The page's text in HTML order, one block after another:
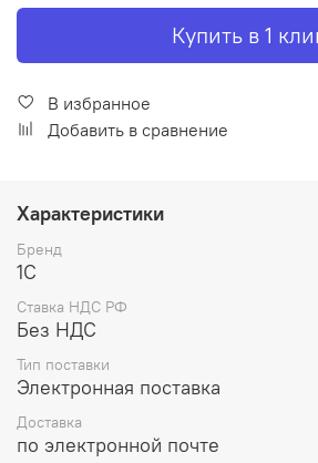
Купить в 1
В избранное
Добавить в сравнение
Характеристики
Бренд
1С
Ставка НДС РФ
Без НДС
Тип поставки
Электронная поставка
Доставка
по электронной почте